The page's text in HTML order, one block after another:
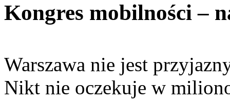
Kongres mobilności –
Warszawa nie jest
Nikt nie oczekuje w